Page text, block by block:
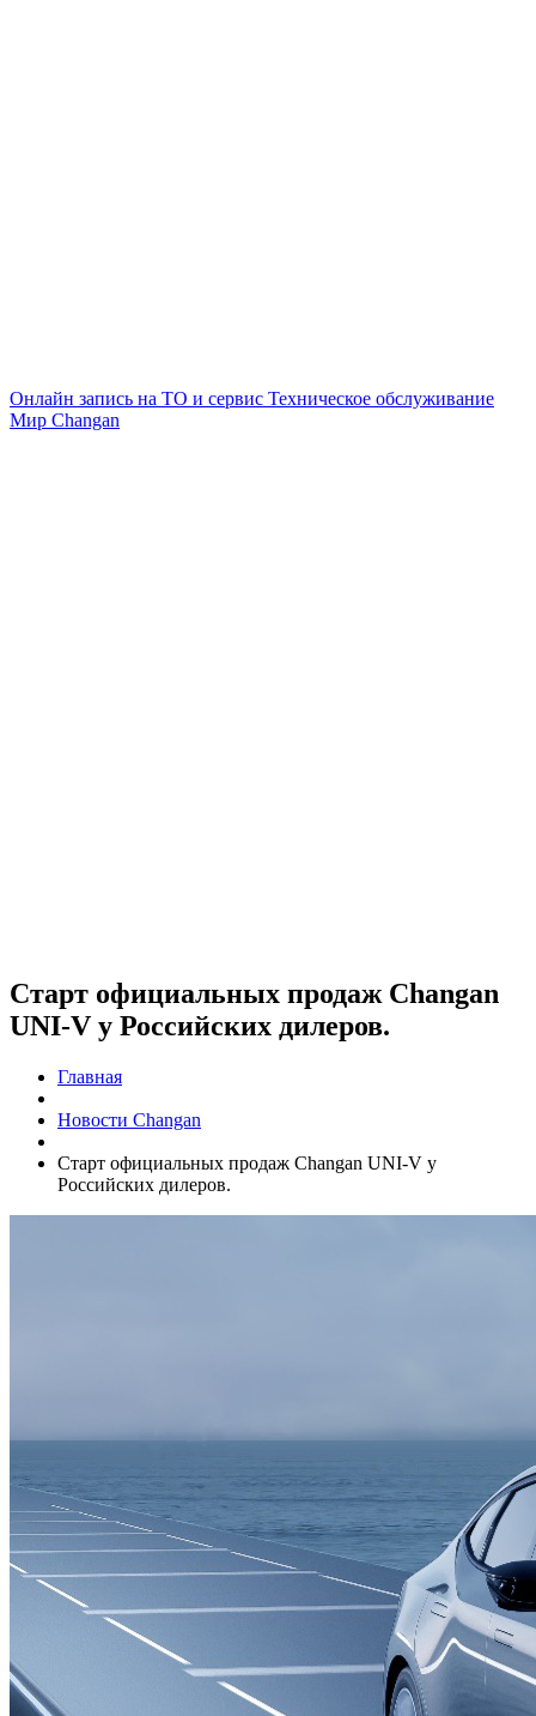
Онлайн запись на ТО и сервис Техническое обслуживание
Мир Changan
Старт официальных продаж Changan
UNI-V у Российских дилеров.
Главная
Новости Changan
Старт официальных продаж Changan UNI-V у
Российских дилеров.